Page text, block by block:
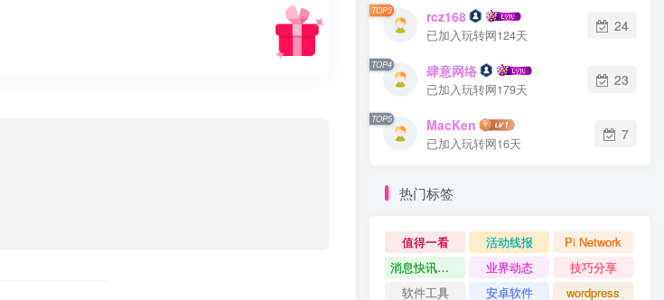
TOP3 rcz168
已加入玩转网124天
24
TOP4 肆意网络
已加入玩转网179天
23
TOP5 MacKen
已加入玩转网16天
7
热门标签
值得一看 活动线报
Pi Network
消息快讯查看更多 》》
业界动态
技巧分享
软件工具
安卓软件
wordpress